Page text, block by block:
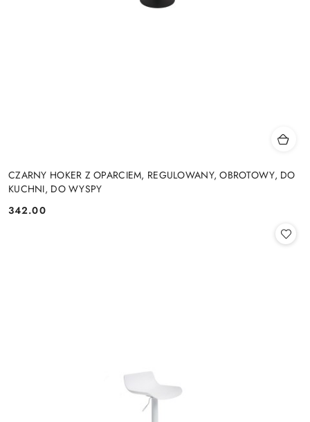
CZARNY HOKER Z OPARCIEM, REGULOWANY, OBROTOWY, DO
KUCHNI, DO WYSPY
Cena:
342.00